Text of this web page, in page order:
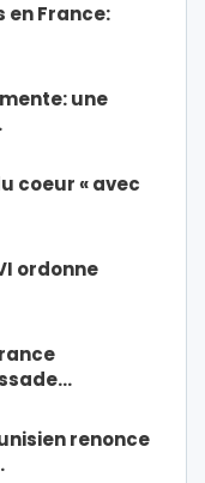
en France:
une
coeur « avec
ordonne
renonce